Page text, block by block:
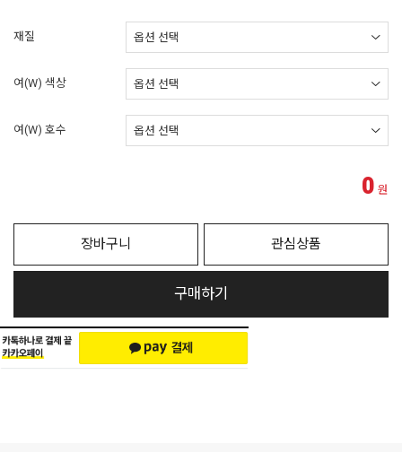
재질
여(W) 색상
여(W) 호수
0 원
장바구니 관심상품
구매하기